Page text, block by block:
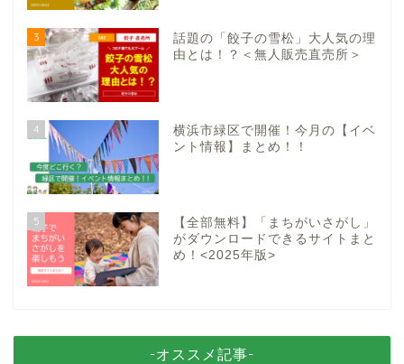
3
話題の「餃子の雪松」大人気の理
由とは！？＜無人販売直売所＞
4
横浜市緑区で開催！今月の【イベ
ント情報】まとめ！！
5
【全部無料】「まちがいさがし」
がダウンロードできるサイトまと
め！<2025年版>
-オススメ記事-